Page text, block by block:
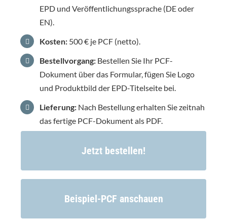
EPD und Veröffentlichungssprache (DE oder
EN).
Kosten: 500 € je PCF (netto).
Bestellvorgang: Bestellen Sie Ihr PCF-
Dokument über das Formular, fügen Sie Logo
und Produktbild der EPD-Titelseite bei.
Lieferung: Nach Bestellung erhalten Sie zeitnah
das fertige PCF-Dokument als PDF.
Jetzt bestellen!
Zum Download
Beispiel-PCF anschauen
Zum Download